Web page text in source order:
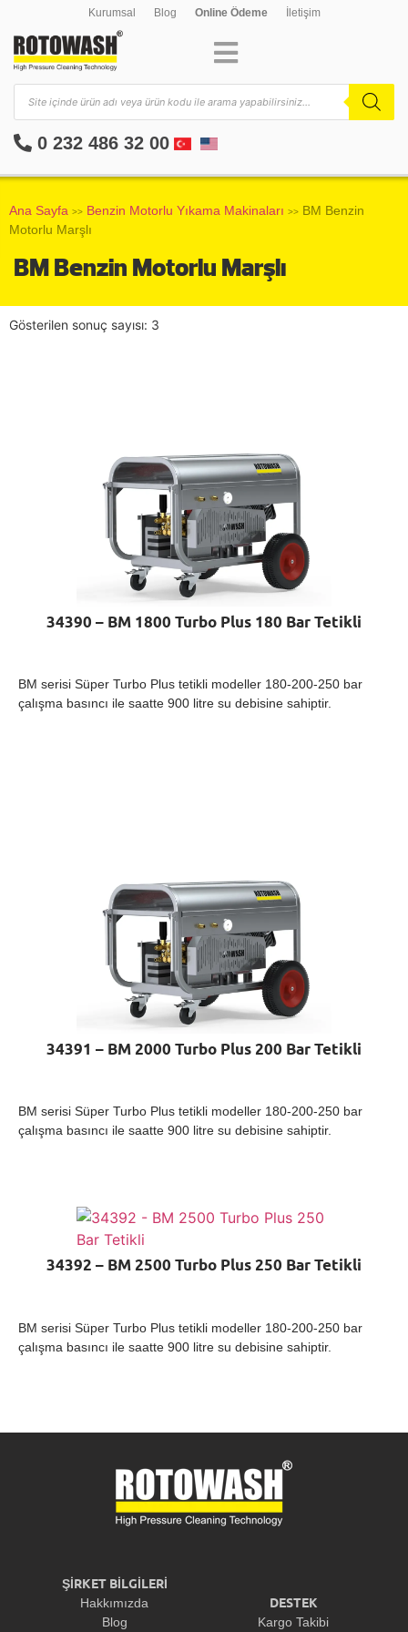
Kurumsal Blog Online Ödeme İletişim
0 232 486 32 00
Ana Sayfa >> Benzin Motorlu Yıkama Makinaları >> BM Benzin
Motorlu Marşlı
BM Benzin Motorlu Marşlı
Gösterilen sonuç sayısı: 3
34390 – BM 1800 Turbo Plus 180 Bar Tetikli
BM serisi Süper Turbo Plus tetikli modeller 180-200-250 bar
çalışma basıncı ile saatte 900 litre su debisine sahiptir.
34391 – BM 2000 Turbo Plus 200 Bar Tetikli
BM serisi Süper Turbo Plus tetikli modeller 180-200-250 bar
çalışma basıncı ile saatte 900 litre su debisine sahiptir.
34392 – BM 2500 Turbo Plus 250 Bar Tetikli
BM serisi Süper Turbo Plus tetikli modeller 180-200-250 bar
çalışma basıncı ile saatte 900 litre su debisine sahiptir.
ŞİRKET BİLGİLERİ
Hakkımızda
Blog
DESTEK
Kargo Takibi